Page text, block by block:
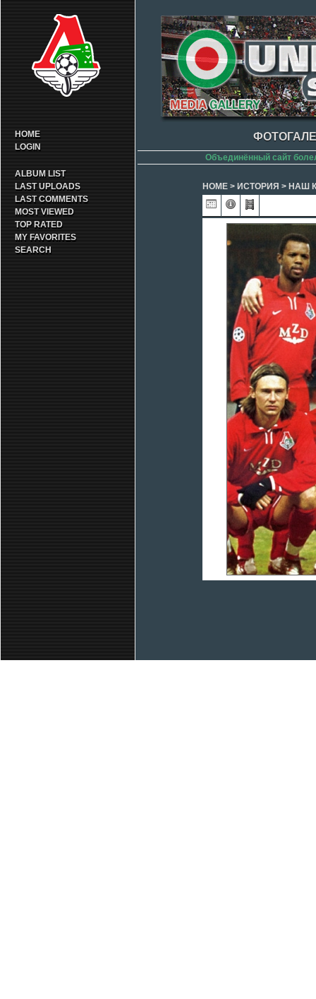
HOME
LOGIN
ALBUM LIST
LAST UPLOADS
LAST COMMENTS
MOST VIEWED
TOP RATED
MY FAVORITES
SEARCH
Объединённый сайт
HOME> ИСТОРИЯ > НАШ